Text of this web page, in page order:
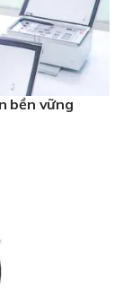
bền vững